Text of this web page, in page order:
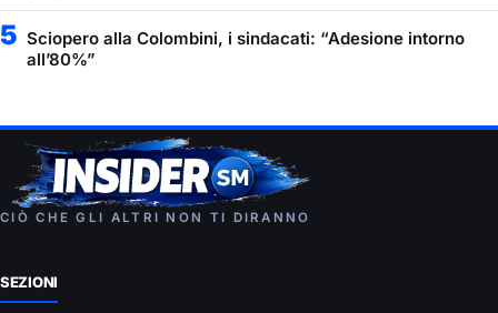
5 Sciopero alla Colombini, i sindacati: “Adesione intorno
all’80%”
CIÒ CHE GLI ALTRI NON TI DIRANNO
SEZIONI